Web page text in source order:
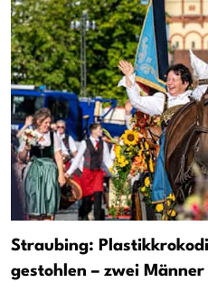
Straubing:
gestohlen – zwei